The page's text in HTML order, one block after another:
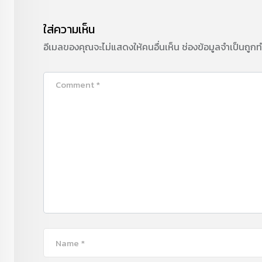
ใส่ความเห็น
อีเมลของคุณจะไม่แสดงให้คนอื่นเห็น ช่องข้อมูลจำเป็นถูก